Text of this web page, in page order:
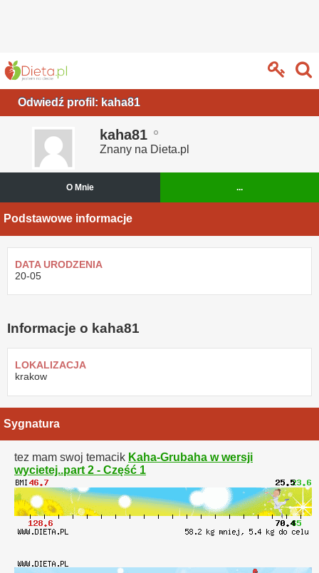
Odwiedź profil: kaha81
kaha81
Znany na Dieta.pl
O Mnie ...
Podstawowe informacje
DATA URODZENIA
20-05
Informacje o kaha81
LOKALIZACJA
krakow
Sygnatura
tez mam swoj temacik Kaha-Grubaha w wersji
wycietej..part 2 - Część 1